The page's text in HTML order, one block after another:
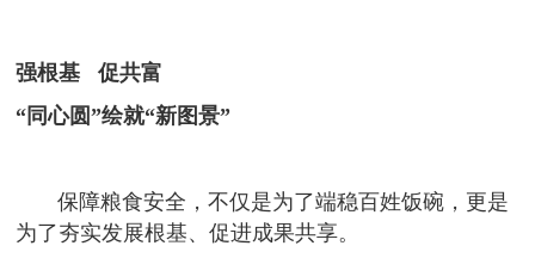
强根基 促共富
“同心圆”绘就“新图景”
保障粮食安全，不仅是为了端稳百姓饭碗，更是
为了夯实发展根基、促进成果共享。